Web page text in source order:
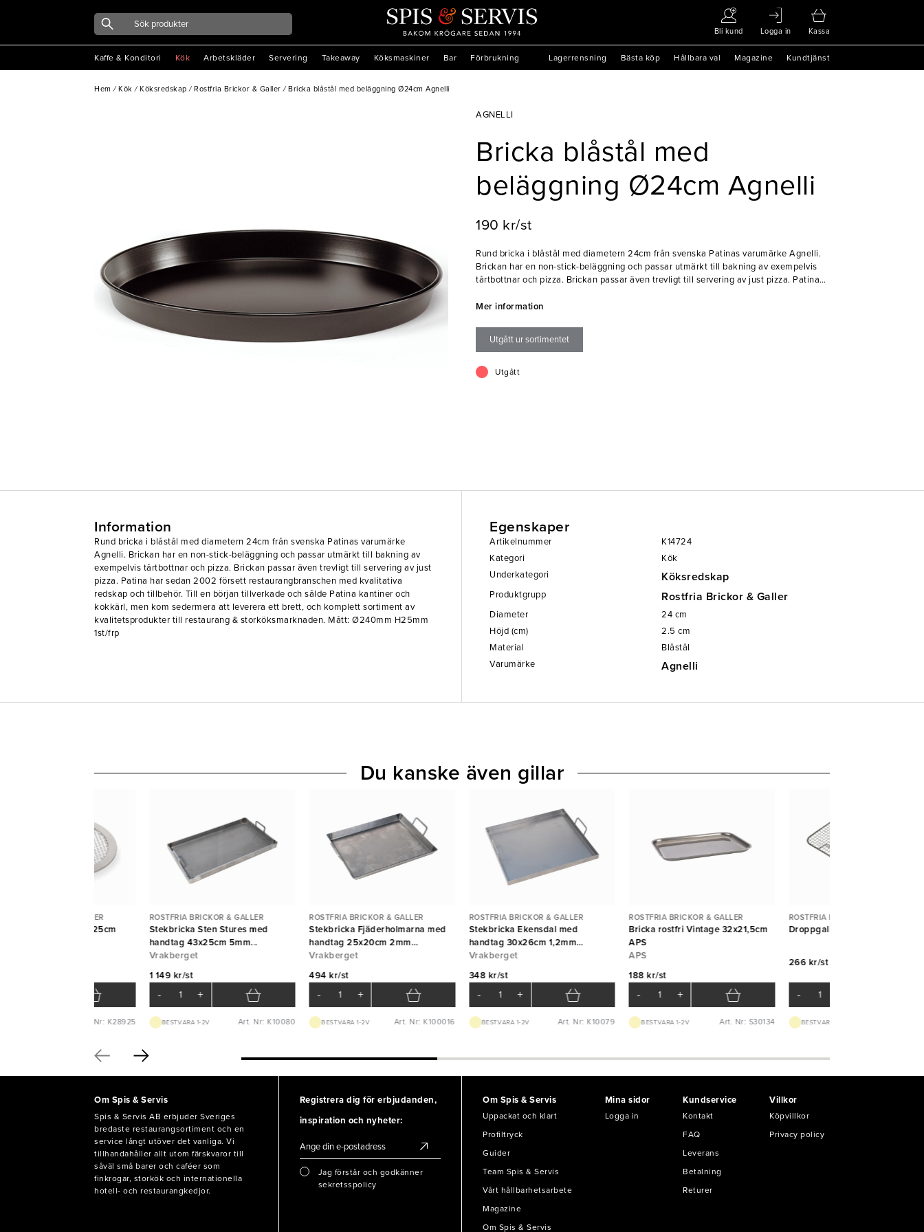
Bli kund Logga in Kassa
Kaffe & Konditori Kök Arbetskläder Servering Takeaway Köksmaskiner Bar Förbrukning Lagerrensning Bästa köp Hållbara val Magazine Kundtjänst
Hem / Kök / Köksredskap / Rostfria Brickor & Galler / Bricka blåstål med beläggning Ø24cm Agnelli
AGNELLI
Bricka blåstål med
beläggning Ø24cm Agnelli
190 kr/st
Rund bricka i blåstål med diametern 24cm från svenska Patinas varumärke Agnelli.
Brickan har en non-stick-beläggning och passar utmärkt till bakning av exempelvis
tårtbottnar och pizza. Brickan passar även trevligt till servering av just pizza. Patina
Till en början tillverkade och sålde Patina kantiner och kokkärl, men kom sedermera
Mer information
Utgått ur sortimentet
Utgått
Information
Rund bricka i blåstål med diametern 24cm från svenska Patinas varumärke
Agnelli. Brickan har en non-stick-beläggning och passar utmärkt till bakning av
exempelvis tårtbottnar och pizza. Brickan passar även trevligt till servering av just
pizza. Patina har sedan 2002 försett restaurangbranschen med kvalitativa
redskap och tillbehör. Till en början tillverkade och sålde Patina kantiner och
kokkärl, men kom sedermera att leverera ett brett, och komplett sortiment av
kvalitetsprodukter till restaurang & storköksmarknaden. Mått: Ø240mm H25mm
1st/frp
Egenskaper
Artikelnummer
K14724
Kategori
Kök
Underkategori
Köksredskap
Produktgrupp Rostfria Brickor & Galler
Diameter 24 cm
Höjd (cm)
2.5 cm
Material
Blåstål
Varumärke
Agnelli
BRICKOR & GALLER
aluminium Ø25cm
Art. Nr: K28925
ROSTFRIA BRICKOR & GALLER
Stekbricka Sten Stures med
handtag 43x25cm 5mm
Vrakberget
Vrakberget
1 149 kr/st
- +
BEST.VARA 1-2V Art. Nr: K10080
ROSTFRIA BRICKOR & GALLER
Stekbricka Fjäderholmarna med
handtag 25x20cm 2mm
Vrakberget
Vrakberget
494 kr/st
- +
BEST.VARA 1-2V Art. Nr: K100016
ROSTFRIA BRICKOR & GALLER
Stekbricka Ekensdal med
handtag 30x26cm 1,2mm
Vrakberget
Vrakberget
348 kr/st
- +
BEST.VARA 1-2V Art. Nr: K10079
ROSTFRIA BRICKOR & GALLER
Bricka rostfri Vintage 32x21,5cm
APS
APS
188 kr/st
- +
BEST.VARA 1-2V Art. Nr: S30134
ROSTFRIA BRICKOR & GALLER
Droppgaller GN1/2 Exxent
266 kr/st
-
BEST.VARA 3-5D
Du kanske även gillar
Om Spis & Servis
Spis & Servis AB erbjuder Sveriges
bredaste restaurangsortiment och en
service långt utöver det vanliga. Vi
tillhandahåller allt utom färskvaror till
såväl små barer och caféer som
finkrogar, storkök och internationella
hotell- och restaurangkedjor.
Registrera dig för erbjudanden,
inspiration och nyheter:
Jag förstår och godkänner
sekretsspolicy
Om Spis & Servis
Uppackat och klart
Profiltryck
Guider
Team Spis & Servis
Vårt hållbarhetsarbete
Magazine
Om Spis & Servis
Mina sidor
Logga in
Kundservice
Kontakt
FAQ
Leverans
Betalning
Returer
Villkor
Köpvillkor
Privacy policy